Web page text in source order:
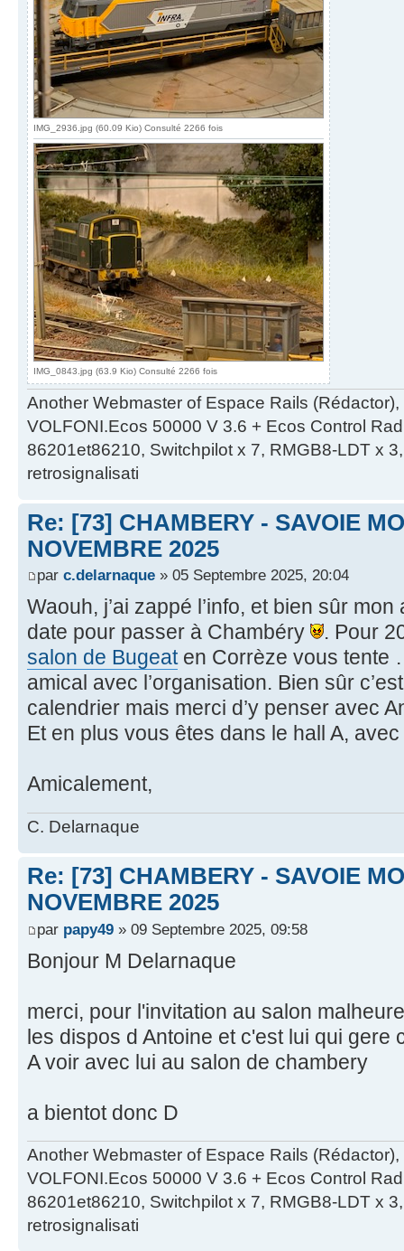
IMG_2936.jpg (60.09 Kio) Consulté 2266 fois
IMG_0843.jpg (63.9 Kio) Consulté 2266 fois
Another Webmaster of Espace Rails
VOLFONI.Ecos 50000 V 3.6 + Ecos Control
86201et86210, Switchpilot x 7, RMGB8-LDT x
retrosignalisati
Re: [73] CHAMBERY - SAVOIE
NOVEMBRE 2025
par c.delarnaque » 05 Septembre 2025, 20:04
Waouh, j’ai zappé l’info, et bien sûr
date pour passer à Chambéry
. Pour
salon de Bugeaten Corrèze vous
amical avec l’organisation. Bien sûr
calendrier mais merci d’y penser avec
Et en plus vous êtes dans le hall A,
Amicalement,
C. Delarnaque
Re: [73] CHAMBERY - SAVOIE
NOVEMBRE 2025
par papy49 » 09 Septembre 2025, 09:58
Bonjour M Delarnaque
merci, pour l'invitation au salon
les dispos d Antoine et c'est lui qui gere
A voir avec lui au salon de chambery
a bientot donc D
Another Webmaster of Espace Rails
VOLFONI.Ecos 50000 V 3.6 + Ecos Control
86201et86210, Switchpilot x 7, RMGB8-LDT x
retrosignalisati